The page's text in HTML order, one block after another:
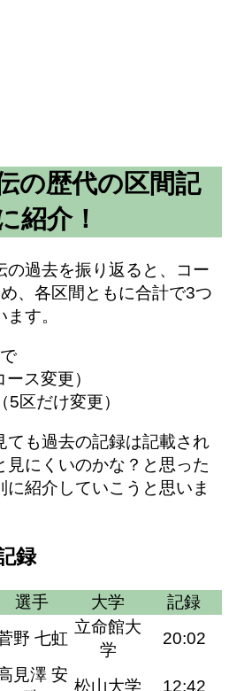
の歴代の区間記
紹介！
の過去を振り返ると、コー
、各区間ともに合計で3つ
す。
ス変更）
区だけ変更）
ても過去の記録は記載され
見にくいのかな？と思った
紹介していこうと思いま
録
選手 大学
記録
野 七虹
立命館大
学
20:02
見澤 安
松山大学 12:42